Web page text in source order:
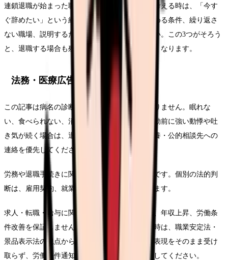
連鎖退職が始まった職場に残るべきかについて考える時は、「今す
ぐ辞めたい」という結論だけでなく、悩みを弱める条件、繰り返さ
ない職場、説明するための記録を分けてください。この3つがそろう
と、退職する場合も残る場合も判断がぶれにくくなります。
法務・医療広告・求人広告上の注意
この記事は病名の診断や治療方針の提示ではありません。眠れな
い、食べられない、消えたい気持ちがある、出勤前に強い動悸や吐
き気が続く場合は、退職判断より先に受診・休養・公的相談先への
連絡を優先してください。
労務や退職手続きに関わる部分は一般的な整理です。個別の法的判
断は、雇用契約、就業規則、事実関係で変わります。
求人・転職・給与に関する内容は、内定、採用、年収上昇、労働条
件改善を保証しません。求人票や紹介文を見る時は、職業安定法・
景品表示法の観点から、断定的に有利に見える表現をそのまま受け
取らず、労働条件通知書や面接で具体的に確認してください。